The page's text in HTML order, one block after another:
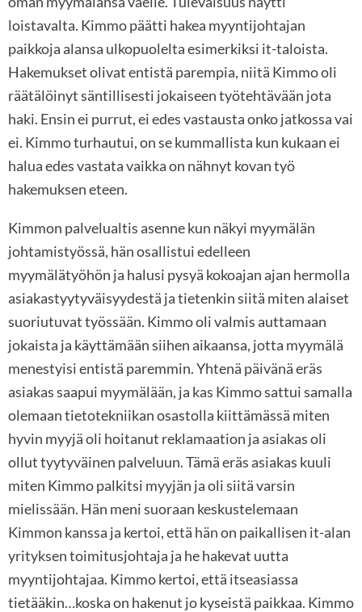
loistavalta. Kimmo päätti hakea myyntijohtajan
paikkoja alansa ulkopuolelta esimerkiksi it-taloista.
Hakemukset olivat entistä parempia, niitä Kimmo oli
räätälöinyt säntillisesti jokaiseen työtehtävään jota
haki. Ensin ei purrut, ei edes vastausta onko jatkossa vai
ei. Kimmo turhautui, on se kummallista kun kukaan ei
halua edes vastata vaikka on nähnyt kovan työ
hakemuksen eteen.
Kimmon palvelualtis asenne kun näkyi myymälän
johtamistyössä, hän osallistui edelleen
myymälätyöhön ja halusi pysyä kokoajan ajan hermolla
asiakastyytyväisyydestä ja tietenkin siitä miten alaiset
suoriutuvat työssään. Kimmo oli valmis auttamaan
jokaista ja käyttämään siihen aikaansa, jotta myymälä
menestyisi entistä paremmin. Yhtenä päivänä eräs
asiakas saapui myymälään, ja kas Kimmo sattui samalla
olemaan tietotekniikan osastolla kiittämässä miten
hyvin myyjä oli hoitanut reklamaation ja asiakas oli
ollut tyytyväinen palveluun. Tämä eräs asiakas kuuli
miten Kimmo palkitsi myyjän ja oli siitä varsin
mielissään. Hän meni suoraan keskustelemaan
Kimmon kanssa ja kertoi, että hän on paikallisen it-alan
yrityksen toimitusjohtaja ja he hakevat uutta
myyntijohtajaa. Kimmo kertoi, että itseasiassa
tietääkin…koska on hakenut jo kyseistä paikkaa. Kimmo